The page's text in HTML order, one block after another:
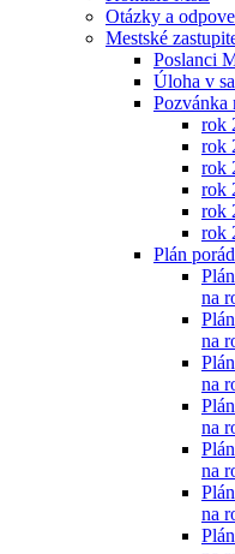
Otázky a
Mestské
Poslanci
Úloha v
Pozvánka
rok
rok
rok
rok
rok
rok
Plán
na
na
na
na
na
na